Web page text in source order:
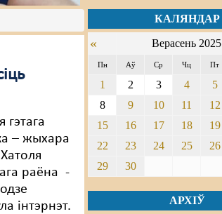
гэтага
– жыхара
раёна -
інтэрнэт.
КАЛЯНДАР
« Верасень 2025
Пн Аў Ср Чц Пт
1 2 3 4 5
8
9 10 11 12
15
16 17 18 19
22
23 24 25 26
29
30
АРХІЎ